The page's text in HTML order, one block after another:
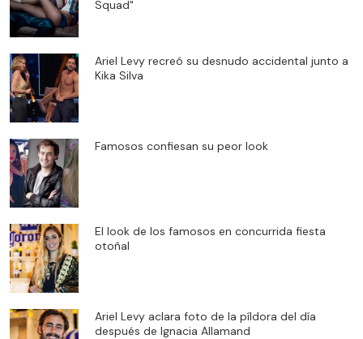
Squad"
Ariel Levy recreó su desnudo accidental junto a
Kika Silva
Famosos confiesan su peor look
El look de los famosos en concurrida fiesta
otoñal
Ariel Levy aclara foto de la píldora del día
después de Ignacia Allamand